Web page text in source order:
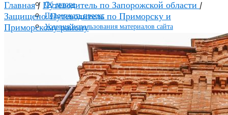
Об авторе
Поддержать проект
Условия использования материалов сайта
Главная / Путеводитель по Запорожской области /
Защищено: Путеводитель по Приморску и
Приморскому району